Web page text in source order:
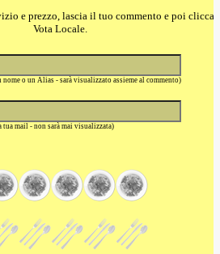
e prezzo, lascia il tuo commento e poi clicca
Vota Locale.
nome o un Alias - sarà visualizzato assieme al commento)
tua mail - non sarà mai visualizzata)